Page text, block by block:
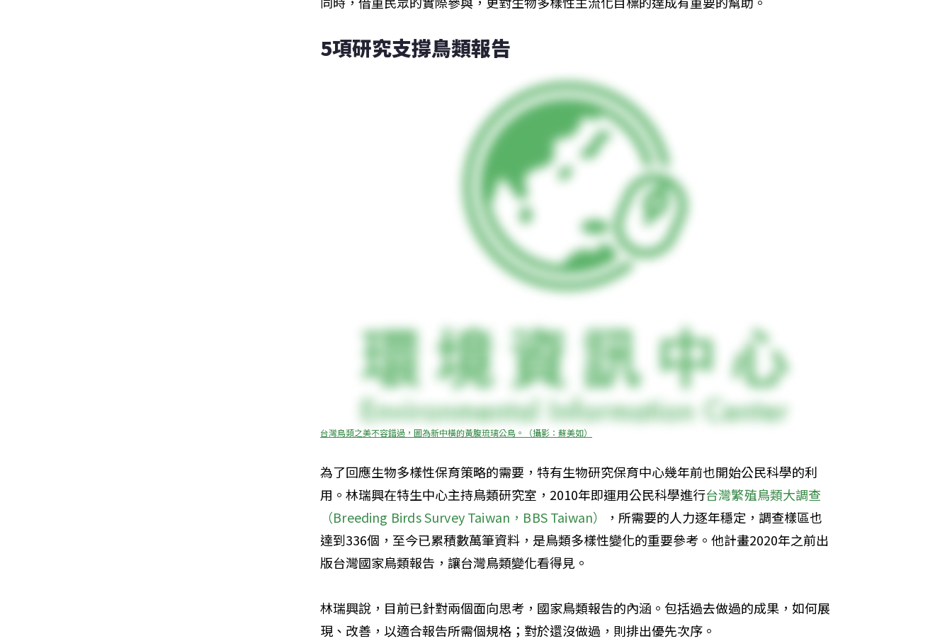
5項研究支撐鳥類報告
台灣鳥類之美不容錯過，圖為新中橫的黃腹琉璃公鳥。（攝影：蘇美如）
為了回應生物多樣性保育策略的需要，特有生物研究保育中心幾年前也開始公民科學的利
用。林瑞興在特生中心主持鳥類研究室，2010年即運用公民科學進行台灣繁殖鳥類大調查
（Breeding Birds Survey Taiwan，BBS Taiwan）
，所需要的人力逐年穩定，調查樣區也
達到336個，至今已累積數萬筆資料，是鳥類多樣性變化的重要參考。他計畫2020年之前出
版台灣國家鳥類報告，讓台灣鳥類變化看得見。
林瑞興說，目前已針對兩個面向思考，國家鳥類報告的內涵。包括過去做過的成果，如何展
現、改善，以適合報告所需個規格；對於還沒做過，則排出優先次序。